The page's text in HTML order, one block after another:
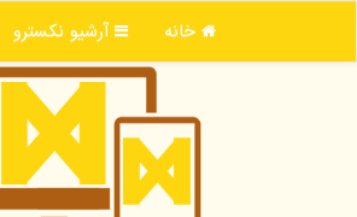
خانه آرشیو نكسترو